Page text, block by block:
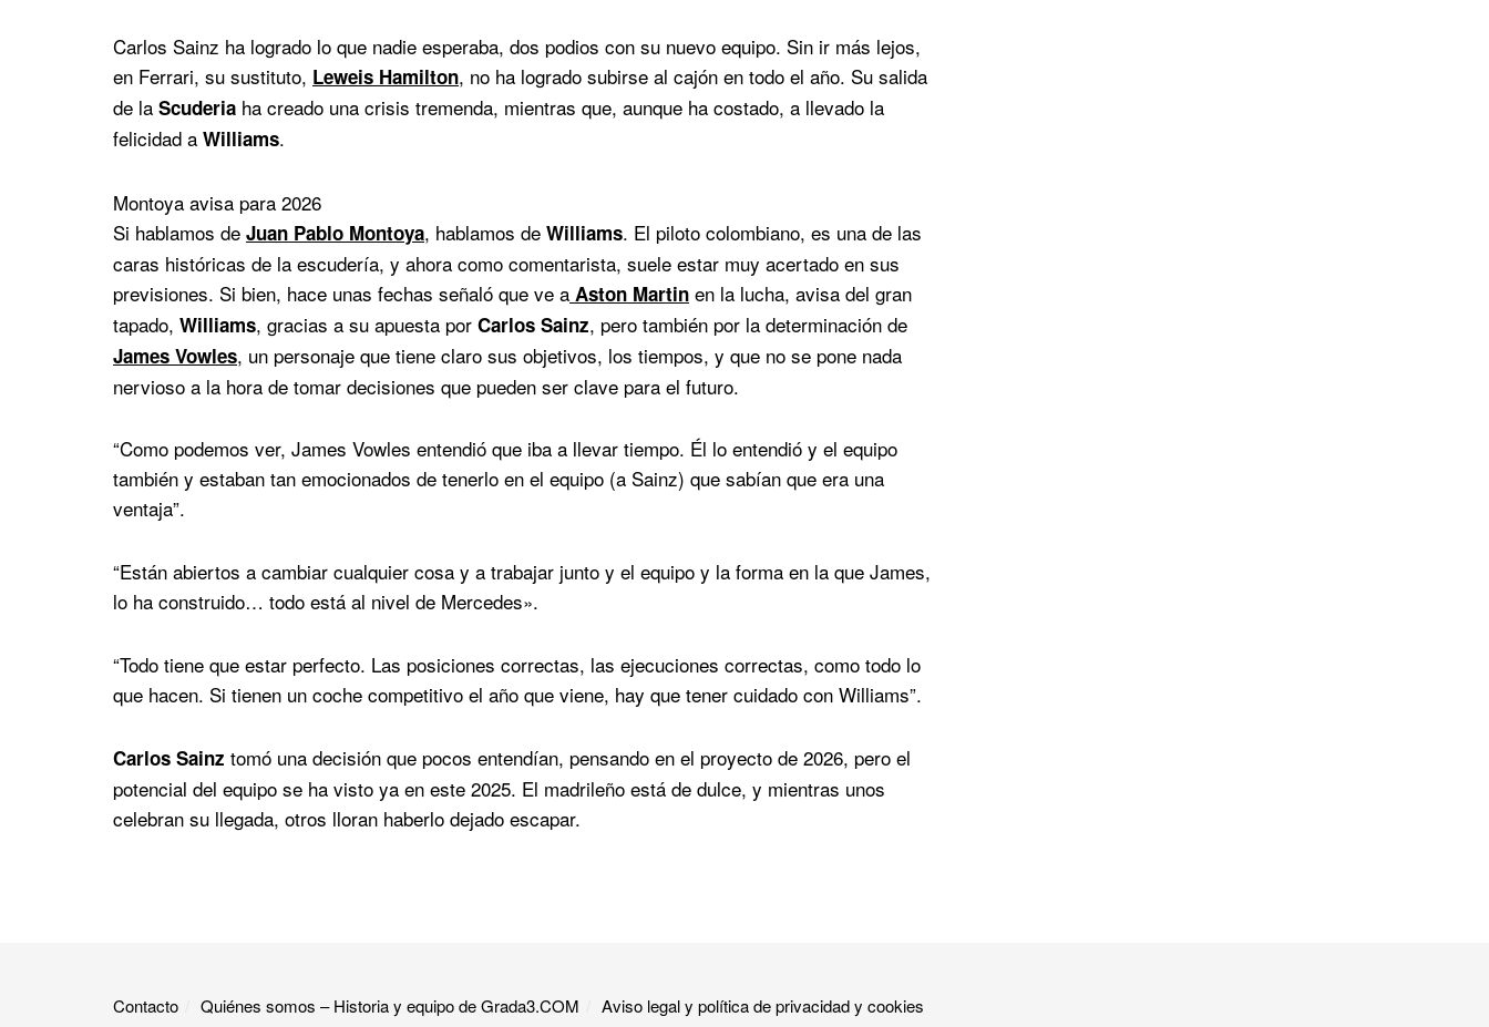
Carlos Sainz ha logrado lo que nadie esperaba, dos podios con su nuevo equipo. Sin ir más lejos,
en Ferrari, su sustituto, Leweis Hamilton, no ha logrado subirse al cajón en todo el año. Su salida
de la Scuderia ha creado una crisis tremenda, mientras que, aunque ha costado, a llevado la
felicidad a Williams.
Montoya avisa para 2026
Si hablamos de Juan Pablo Montoya, hablamos de Williams. El piloto colombiano, es una de las
caras históricas de la escudería, y ahora como comentarista, suele estar muy acertado en sus
previsiones. Si bien, hace unas fechas señaló que ve a Aston Martin en la lucha, avisa del gran
tapado, Williams, gracias a su apuesta por Carlos Sainz, pero también por la determinación de
James Vowles, un personaje que tiene claro sus objetivos, los tiempos, y que no se pone nada
nervioso a la hora de tomar decisiones que pueden ser clave para el futuro.
“Como podemos ver, James Vowles entendió que iba a llevar tiempo. Él lo entendió y el equipo
también y estaban tan emocionados de tenerlo en el equipo (a Sainz) que sabían que era una
ventaja”.
“Están abiertos a cambiar cualquier cosa y a trabajar junto y el equipo y la forma en la que James,
lo ha construido… todo está al nivel de Mercedes».
“Todo tiene que estar perfecto. Las posiciones correctas, las ejecuciones correctas, como todo lo
que hacen. Si tienen un coche competitivo el año que viene, hay que tener cuidado con Williams”.
Carlos Sainz tomó una decisión que pocos entendían, pensando en el proyecto de 2026, pero el
potencial del equipo se ha visto ya en este 2025. El madrileño está de dulce, y mientras unos
celebran su llegada, otros lloran haberlo dejado escapar.
Contacto Quiénes somos – Historia y equipo de Grada3.COM Aviso legal y política de privacidad y cookies​